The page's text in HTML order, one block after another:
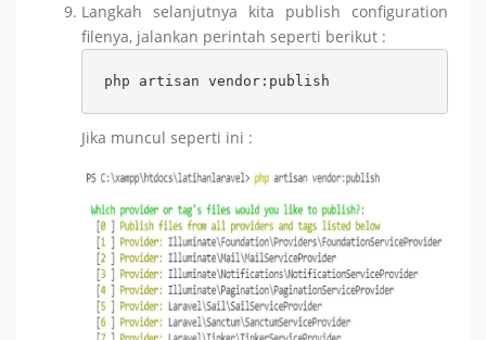
Langkah selanjutnya kita publish configuration
filenya, jalankan perintah seperti berikut :
php artisan vendor:publish
Jika muncul seperti ini :